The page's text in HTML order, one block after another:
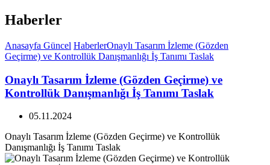
Haberler
Anasayfa Güncel HaberlerOnaylı Tasarım İzleme (Gözden
Geçirme) ve Kontrollük Danışmanlığı İş Tanımı Taslak
Onaylı Tasarım İzleme (Gözden Geçirme) ve
Kontrollük Danışmanlığı İş Tanımı Taslak
05.11.2024
Onaylı Tasarım İzleme (Gözden Geçirme) ve Kontrollük
Danışmanlığı İş Tanımı Taslak